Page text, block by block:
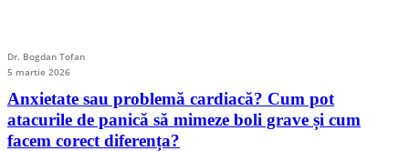
Dr. Bogdan Tofan
5 martie 2026
Anxietate sau problemă cardiacă? Cum pot
atacurile de panică să mimeze boli grave și cum
facem corect diferența?